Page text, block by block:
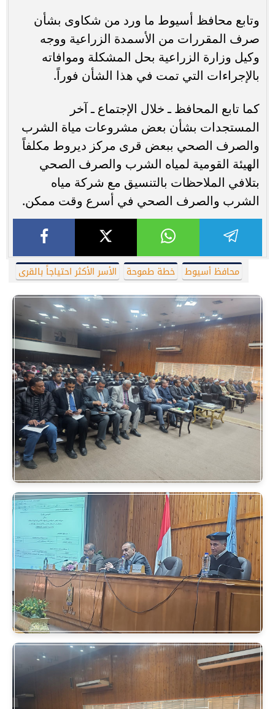
وتابع محافظ أسيوط ما ورد من شكاوى بشأن
صرف المقررات من الأسمدة الزراعية ووجه
وكيل وزارة الزراعية بحل المشكلة وموافاته
بالإجراءات التي تمت في هذا الشأن فوراً.
كما تابع المحافظ ـ خلال الإجتماع ـ آخر
المستجدات بشأن بعض مشروعات مياة الشرب
والصرف الصحي ببعض قرى مركز ديروط مكلفاً
الهيئة القومية لمياه الشرب والصرف الصحي
بتلافي الملاحظات بالتنسيق مع شركة مياه
الشرب والصرف الصحي في أسرع وقت ممكن.
محافظ أسيوط خطة طموحة الأسر الأكثر احتياجاً بالقرى